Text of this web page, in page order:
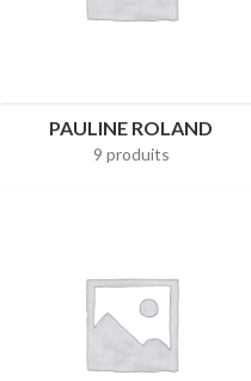
PAULINE ROLAND
9 produits